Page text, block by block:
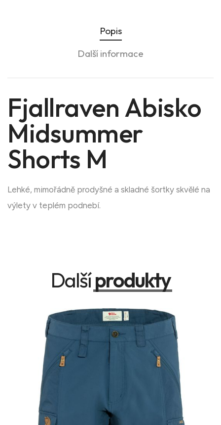
Popis
Další informace
Fjallraven Abisko
Midsummer
Shorts M
Lehké, mimořádně prodyšné a skladné šortky skvělé na
výlety v teplém podnebí.
Dalšíprodukty